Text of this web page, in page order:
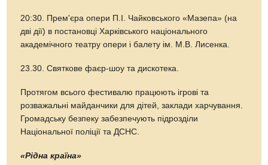
20:30. Прем'єра опери П.І. Чайковського «Мазепа» (на
дві дії) в постановці Харківського національного
академічного театру опери і балету ім. М.В. Лисенка.
23.30. Святкове фаєр-шоу та дискотека.
Протягом всього фестивалю працюють ігрові та
розважальні майданчики для дітей, заклади харчування.
Громадську безпеку забезпечують підрозділи
Національної поліції та ДСНС.
«Рідна країна»